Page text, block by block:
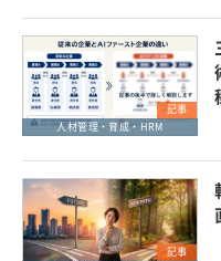
記事
人材管理・育成・HRM
記事